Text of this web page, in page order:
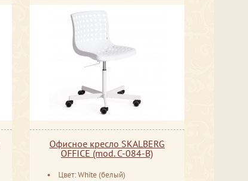
Офисное кресло SKALBERG
OFFICE (mod. C-084-B)
Цвет: White (белый)